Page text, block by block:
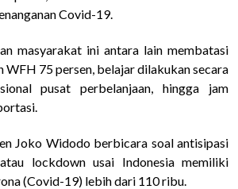
Covid-19.
masyarakat ini antara lain membatasi
WFH 75 persen, belajar dilakukan secara
pusat perbelanjaan, hingga jam
Joko Widodo berbicara soal antisipasi
lockdown usai Indonesia memiliki
(Covid-19) lebih dari 110 ribu.